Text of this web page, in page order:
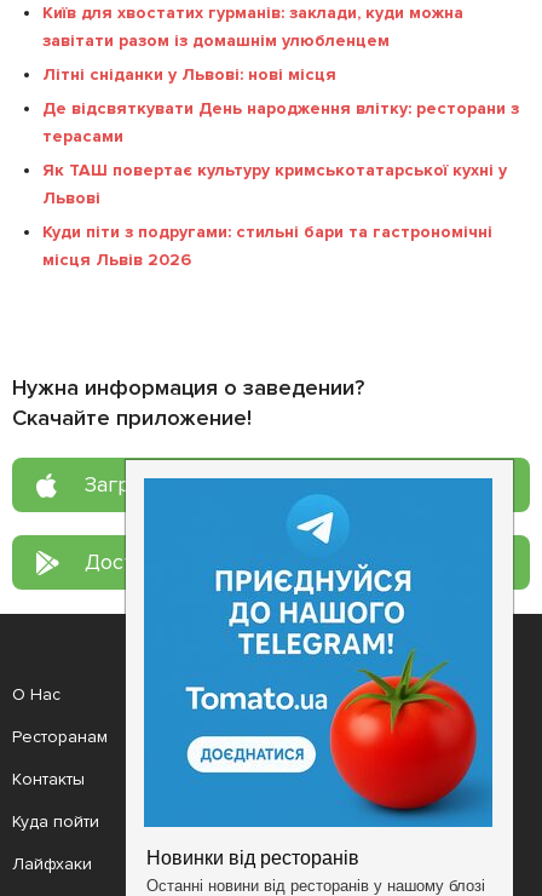
Київ для хвостатих гурманів: заклади, куди можна
завітати разом із домашнім улюбленцем
Літні сніданки у Львові: нові місця
Де відсвяткувати День народження влітку: ресторани з
терасами
Як ТАШ повертає культуру кримськотатарської кухні у
Львові
Куди піти з подругами: стильні бари та гастрономічні
місця Львів 2026
Нужна информация о заведении?
Скачайте приложение!
Загрузите в App Store
Доступно в Google Play
О Нас
Ресторанам
Контакты
Куда пойти
Лайфхаки
Рецепт дня
Новости
Анонсы
Мобильное приложение